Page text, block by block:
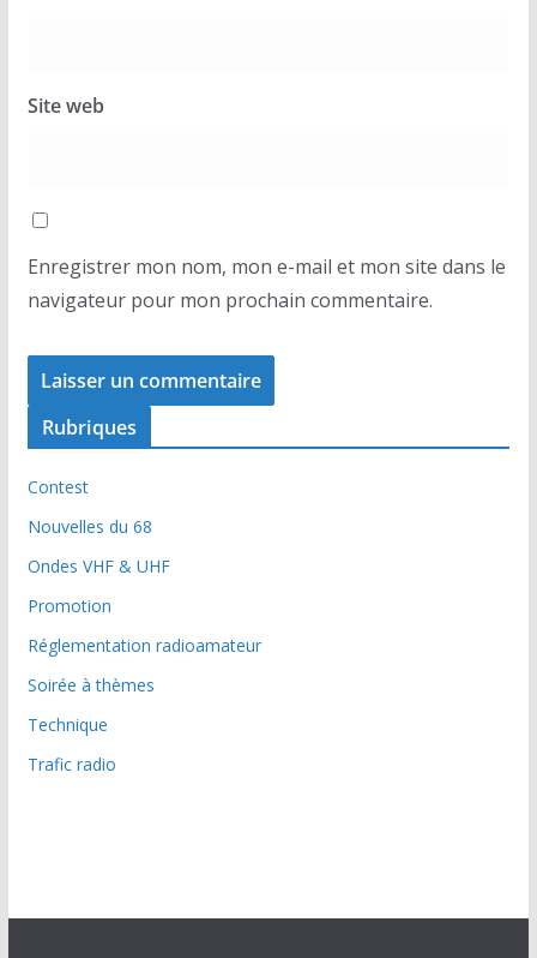
Site web
Enregistrer mon nom, mon e-mail et mon site dans le
navigateur pour mon prochain commentaire.
Rubriques
Contest
Nouvelles du 68
Ondes VHF & UHF
Promotion
Réglementation radioamateur
Soirée à thèmes
Technique
Trafic radio